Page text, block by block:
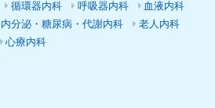
循環器内科 呼吸器内科
血液内科
内分泌・糖尿病・代謝内科
老人内科
心療内科